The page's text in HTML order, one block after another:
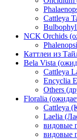
Cattleya
NCK Orchids
Каттлеи из
Bela Vista
Cattleya
Encyclia
Others
Floralia
Cattleya
Laelia
видовые
видовые